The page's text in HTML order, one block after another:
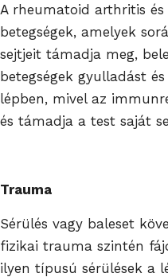
A rheumatoid arthritis
betegségek, amelyek
sejtjeit támadja meg,
betegségek gyulladást
lépben, mivel az
és támadja a test saját
Trauma
Sérülés vagy baleset
fizikai trauma szintén
ilyen típusú sérülések a